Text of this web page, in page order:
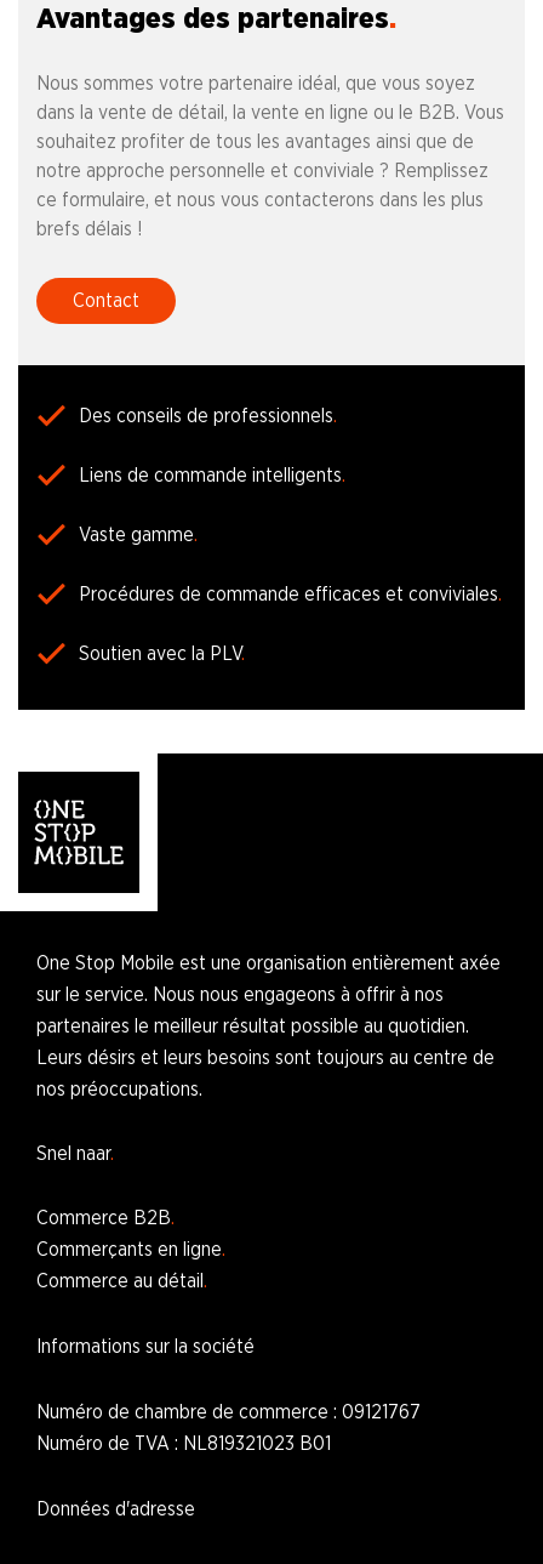
Avantages des partenaires
Nous sommes votre partenaire idéal, que vous soyez
dans la vente de détail, la vente en ligne ou le B2B. Vous
souhaitez profiter de tous les avantages ainsi que de
notre approche personnelle et conviviale ? Remplissez
ce formulaire, et nous vous contacterons dans les plus
brefs délais !
Contact
Des conseils de professionnels
Liens de commande intelligents
Vaste gamme
Procédures de commande efficaces et conviviales
Soutien avec la PLV
One Stop Mobile est une organisation entièrement axée
sur le service. Nous nous engageons à offrir à nos
partenaires le meilleur résultat possible au quotidien.
Leurs désirs et leurs besoins sont toujours au centre de
nos préoccupations.
Snel naar
Commerce B2B
Commerçants en ligne
Commerce au détail
Informations sur la société
Numéro de chambre de commerce : 09121767
Numéro de TVA : NL819321023 B01
Données d'adresse